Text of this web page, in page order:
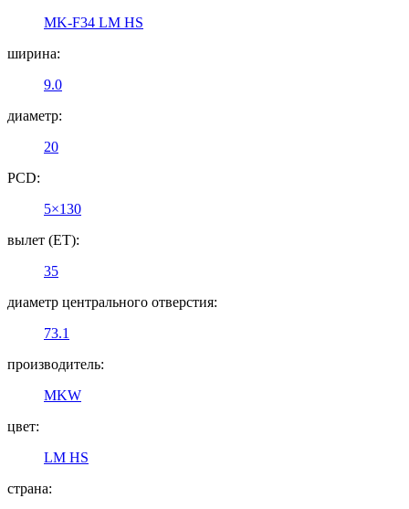
MK-F34 LM HS
ширина:
9.0
диаметр:
20
PCD:
5×130
вылет (ET):
35
диаметр центрального отверстия:
73.1
производитель:
MKW
цвет:
LM HS
страна: